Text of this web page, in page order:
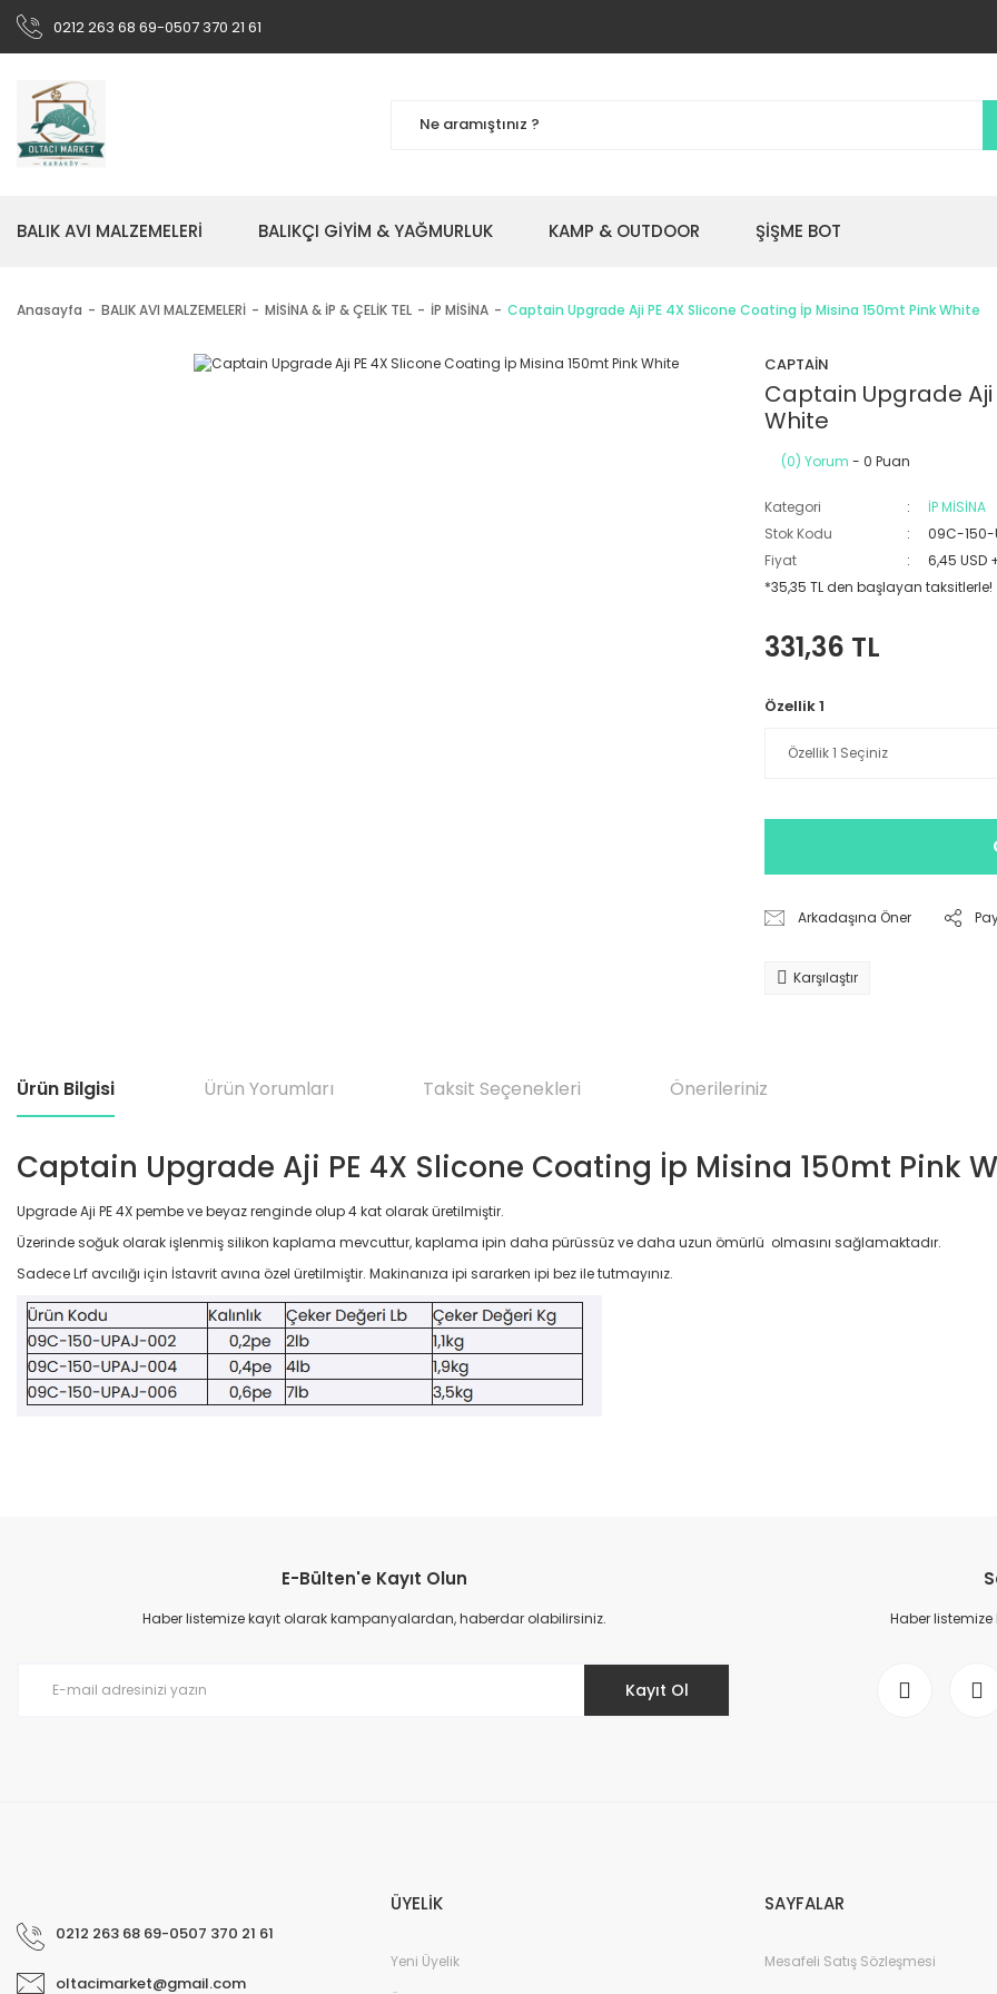
0212 263 68 69-0507 370 21 61
BALIK AVI MALZEMELERİ BALIKÇI GİYİM & YAĞMURLUK KAMP & OUTDOOR ŞİŞME BOT
Anasayfa BALIK AVI MALZEMELERİ MİSİNA & İP & ÇELİK TEL İP MİSİNA Captain Upgrade Aji PE 4X Slicone Coating İp Misina 150mt Pink White
CAPTAİN
Captain Upgrade Aji
White
(0) Yorum - 0 Puan
Kategori
İP MİSİNA
Stok Kodu
09C-150-
Fiyat
6,45 USD
*35,35 TL den başlayan taksitlerle!
331,36 TL
Özellik 1
Arkadaşına Öner
Karşılaştır
Ürün Bilgisi Ürün Yorumları Taksit Seçenekleri Önerileriniz
Captain Upgrade Aji PE 4X Slicone Coating İp Misina 150mt Pink
Upgrade Aji PE 4X pembe ve beyaz renginde olup 4 kat olarak üretilmiştir.
Üzerinde soğuk olarak işlenmiş silikon kaplama mevcuttur, kaplama ipin daha pürüssüz ve daha uzun ömürlü olmasını sağlamaktadır.
Sadece Lrf avcılığı için İstavrit avına özel üretilmiştir. Makinanıza ipi sararken ipi bez ile tutmayınız.
Ürün resmi kalitesiz, bozuk veya görüntülenemiyor.
Ürün açıklamasında eksik bilgiler bulunuyor.
E-Bülten'e Kayıt Olun
Haber listemize kayıt olarak kampanyalardan, haberdar olabilirsiniz.
Kayıt Ol
Haber
0212 263 68 69-0507 370 21 61
oltacimarket@gmail.com
ÜYELİK
Yeni Üyelik
SAYFALAR
Mesafeli Satış Sözleşmesi